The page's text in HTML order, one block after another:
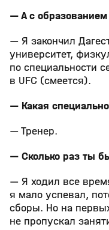
— А с образованием
— Я закончил
университет,
по специальности
в UFC (смеется).
— Какая
— Тренер.
— Сколько раз ты
— Я ходил все
я мало успевал,
сборы. Но на
не пропускал